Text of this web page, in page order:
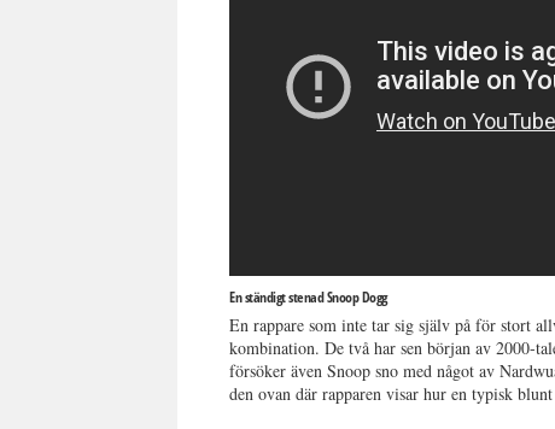
En ständigt stenad Snoop Dogg
En rappare som inte tar sig själv på för stort
kombination. De två har sen början av 2000-
försöker även Snoop sno med något av
den ovan där rapparen visar hur en typisk